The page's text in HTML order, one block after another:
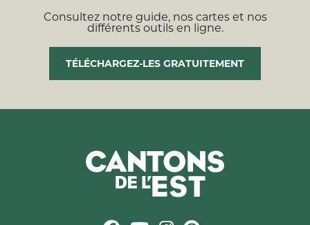
Consultez notre guide, nos cartes et nos
différents outils en ligne.
TÉLÉCHARGEZ-LES GRATUITEMENT